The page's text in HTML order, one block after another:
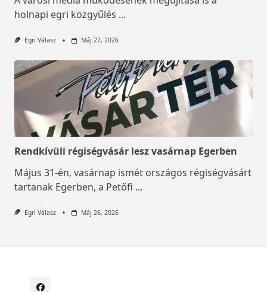
holnapi egri közgyűlés ...
Egri Válasz Máj 27, 2026
Rendkívüli régiségvásár lesz vasárnap Egerben
Május 31-én, vasárnap ismét országos régiségvásárt
tartanak Egerben, a Petőfi ...
Egri Válasz Máj 26, 2026